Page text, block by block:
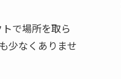
で場所を取ら
少なくありませ